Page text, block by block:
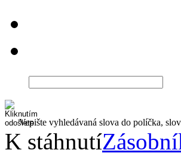
Vepište vyhledávaná slova do políčka,
K stáhnutí